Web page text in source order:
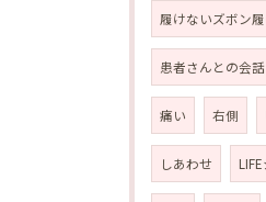
履けないズボン
患者さんとの会話
痛い 右側
しあわせ